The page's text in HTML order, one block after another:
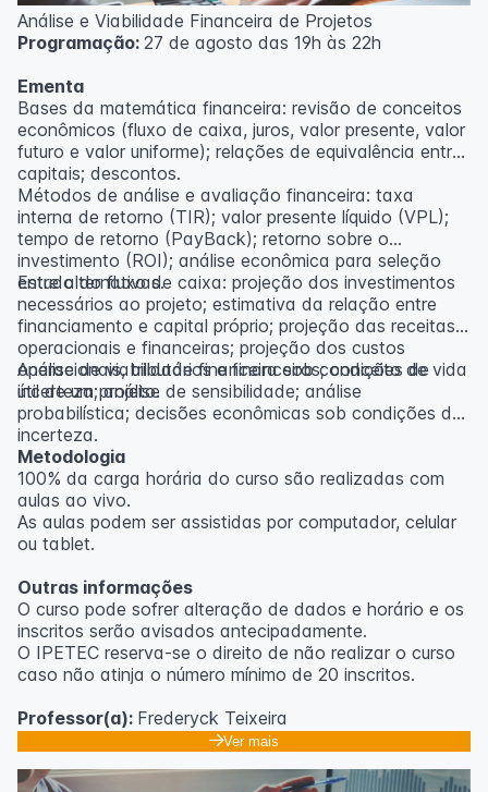
Análise e Viabilidade Financeira de Projetos
Programação: 27 de agosto das 19h às 22h
Ementa
Bases da matemática financeira: revisão de conceitos
econômicos (fluxo de caixa, juros, valor presente, valor
futuro e valor uniforme); relações de equivalência entre
capitais; descontos.
Métodos de análise e avaliação financeira: taxa
interna de retorno (TIR); valor presente líquido (VPL);
tempo de retorno (PayBack); retorno sobre o
investimento (ROI); análise econômica para seleção
entre alternativas.
Estudo do fluxo de caixa: projeção dos investimentos
necessários ao projeto; estimativa da relação entre
financiamento e capital próprio; projeção das receitas
operacionais e financeiras; projeção dos custos
operacionais, tributários e financeiros; conceito de vida
útil de um projeto.
Análise de viabilidade financeira sob condições de
incerteza; análise de sensibilidade; análise
probabilística; decisões econômicas sob condições de
incerteza.
Metodologia
100% da carga horária do curso são realizadas com
aulas ao vivo.
As aulas podem ser assistidas por computador, celular
ou tablet.
Outras informações
O curso pode sofrer alteração de dados e horário e os
inscritos serão avisados ​​antecipadamente.
O IPETEC reserva-se o direito de não realizar o curso
caso não atinja o número mínimo de 20 inscritos.
Professor(a): Frederyck Teixeira
Ver mais